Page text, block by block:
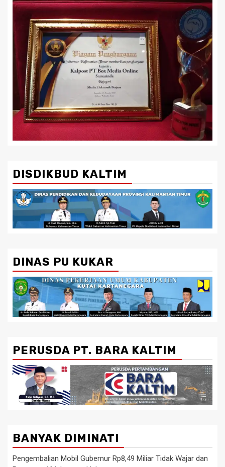
DISDIKBUD KALTIM
DINAS PU KUKAR
PERUSDA PT. BARA KALTIM
BANYAK DIMINATI
Pengembalian Mobil Gubernur Rp8,49 Miliar Tidak Wajar dan